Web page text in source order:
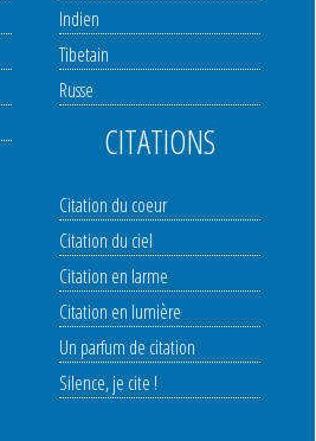
Indien
Tibetain
Russe
CITATIONS
Citation du coeur
Citation du ciel
Citation en larme
Citation en lumière
Un parfum de citation
Silence, je cite !